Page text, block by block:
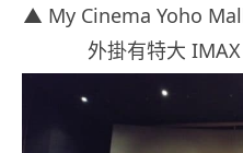
▲ My Cinema Yoho
外掛有特大